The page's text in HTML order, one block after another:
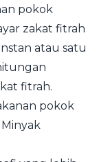
pokok
zakat fitrah
atau satu
fitrah.
pokok